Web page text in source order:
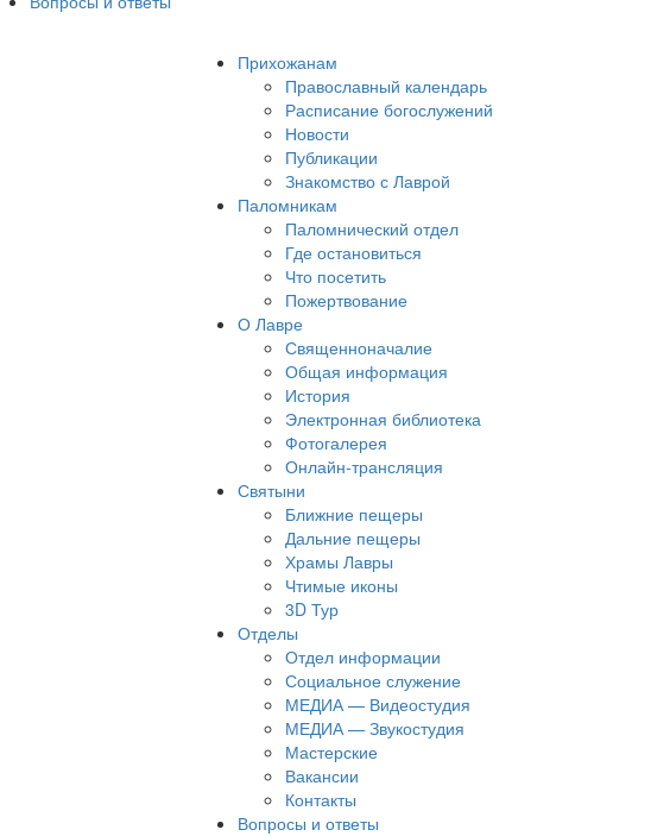
Прихожанам
Православный календарь
Расписание богослужений
Новости
Публикации
Знакомство с Лаврой
Паломникам
Паломнический отдел
Где остановиться
Что посетить
Пожертвование
О Лавре
Священноначалие
Общая информация
История
Электронная библиотека
Фотогалерея
Онлайн-трансляция
Святыни
Ближние пещеры
Дальние пещеры
Храмы Лавры
Чтимые иконы
3D Тур
Отделы
Отдел информации
Социальное служение
МЕДИА — Видеостудия
МЕДИА — Звукостудия
Мастерские
Вакансии
Контакты
Вопросы и ответы